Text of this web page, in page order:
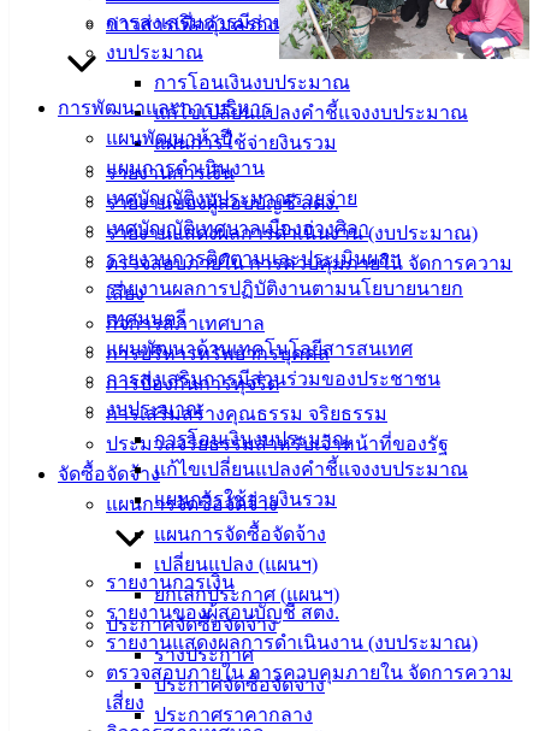
การส่งเสริมการมีส่วนร่วมของประชาชน
งบประมาณ
การโอนเงินงบประมาณ
แก้ไขเปลี่ยนแปลงคำชี้แจงงบประมาณ
แผนการใช้จ่ายงินรวม
รายงานการเงิน
รายงานของผู้สอบบัญชี สตง.
รายงานแสดงผลการดำเนินงาน (งบประมาณ)
ตรวจสอบภายใน การควบคุมภายใน จัดการความ
เสี่ยง
กิจการสภาเทศบาล
การบริหารทรัพยากรบุคคล
การป้องกันการทุจริต
การเสริมสร้างคุณธรรม จริยธรรม
ประมวลจริยธรรมสำหรับเจ้าหน้าที่ของรัฐ
จัดซื้อจัดจ้าง
แผนการจัดซื้อจัดจ้าง
แผนการจัดซื้อจัดจ้าง
เปลี่ยนแปลง (แผนฯ)
ยกเลิกประกาศ (แผนฯ)
ประกาศจัดซื้อจัดจ้าง
ร่างประกาศ
ประกาศจัดซื้อจัดจ้าง
ประกาศราคากลาง
ข่าวสารเพื่อคุ้มครองผู้บริโภค
การพัฒนาและการบริหาร
แผนพัฒนาห้าปี
แผนการดำเนินงาน
เทศบัญญัติงบประมาณรายจ่าย
เทศบัญญัติเทศบาลเมืองอ่างศิลา
รายงานการติดตามและประเมินผลฯ
รายงานผลการปฏิบัติงานตามนโยบายนายก
เทศมนตรี
แผนพัฒนาด้านเทคโนโลยีสารสนเทศ
การส่งเสริมการมีส่วนร่วมของประชาชน
งบประมาณ
การโอนเงินงบประมาณ
แก้ไขเปลี่ยนแปลงคำชี้แจงงบประมาณ
แผนการใช้จ่ายงินรวม
รายงานการเงิน
รายงานของผู้สอบบัญชี สตง.
รายงานแสดงผลการดำเนินงาน (งบประมาณ)
ตรวจสอบภายใน การควบคุมภายใน จัดการความ
เสี่ยง
เทศบาล
เมืองอ่าง
สำนักงาน
เทศบาลเมือง
อ่างศิลา 90/338
ม.3 ต.เสม็ด
อ.เมือง จ.ชลบุรี
20000
บริการ
ประชาชน
ดาวน์โหลด